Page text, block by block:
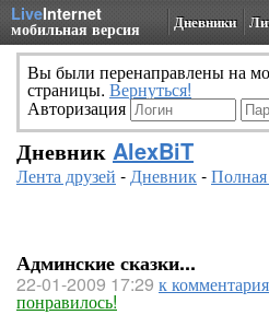
LiveInternet
мобильная версия Дневники
Вы были перенаправлены на
страницы. Вернуться!
Авторизация
Дневник AlexBiT
Лента друзей -Дневник-
Админские сказки...
22-01-2009 17:29 к
понравилось!